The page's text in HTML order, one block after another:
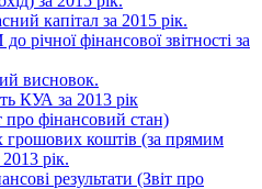
капітал за 2015 рік.
річної фінансової звітності за
висновок.
КУА за 2013 рік
про фінансовий стан)
грошових коштів (за прямим
рік.
результати (Звіт про